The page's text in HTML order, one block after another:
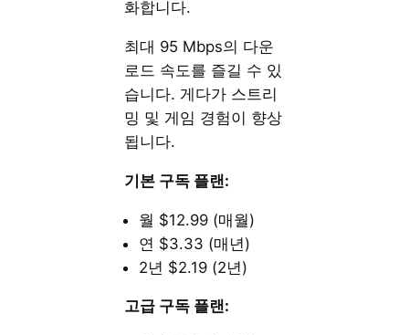
화합니다.
최대 95 Mbps의 다운
로드 속도를 즐길 수 있
습니다. 게다가 스트리
밍 및 게임 경험이 향상
됩니다.
기본 구독 플랜:
월 $12.99 (매월)
연 $3.33 (매년)
2년 $2.19 (2년)
고급 구독 플랜: